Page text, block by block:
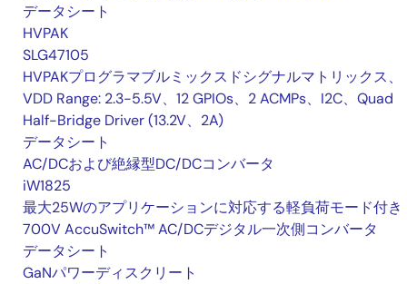
データシート
HVPAK
SLG47105
HVPAKプログラマブルミックスドシグナルマトリックス、
VDD Range: 2.3-5.5V、12 GPIOs、2 ACMPs、I2C、Quad
Half-Bridge Driver (13.2V、2A)
データシート
AC/DCおよび絶縁型DC/DCコンバータ
iW1825
最大25Wのアプリケーションに対応する軽負荷モード付き
700V AccuSwitch™ AC/DCデジタル一次側コンバータ
データシート
GaNパワーディスクリート